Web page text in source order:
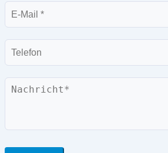
E-
Mail
Telefon
Nachricht